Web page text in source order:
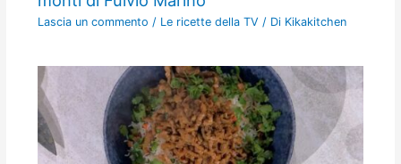
Lascia un commento / Le ricette della TV / Di Kikakitchen